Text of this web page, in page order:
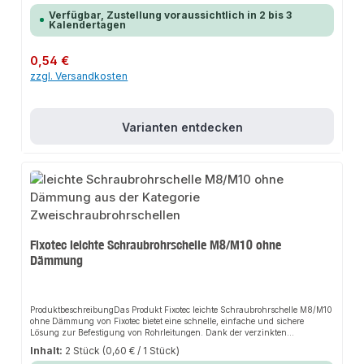
Der 4-fach-Kombi Anschluss ermöglicht die Montage an M8, M10 sowie 1/2“
Innen- und Außengewinden. Das robuste Design und die einfache
Handhabung machen dieses Produkt zu einer zuverlässigen Wahl für jede
Verschlussschrauben4-fach-Kombi Anschluss für M8, M10 sowie 1/2“
Innen- und AußengewindeVerzinkte Oberfläche für hervorragenden
KorrosionsschutzSchnelle und unkomplizierte
Verzinkter StahlVerbindung: Zwei
VerschlussschraubenSicherheitsmerkmale: Erhöhter KorrosionsschutzIn
Verfügbar, Zustellung voraussichtlich in 2 bis 3
Kalendertagen
Regulärer Preis:
0,54 €
zzgl. Versandkosten
Varianten entdecken
Fixotec leichte Schraubrohrschelle M8/M10 ohne
Dämmung
ProduktbeschreibungDas Produkt Fixotec leichte Schraubrohrschelle M8/M10
ohne Dämmung von Fixotec bietet eine schnelle, einfache und sichere
Lösung zur Befestigung von Rohrleitungen. Dank der verzinkten
Stahlkonstruktion sorgt es für perfekten Halt und passt sich flexibel an
verschiedene Montageorte an. Das robuste Design und die einfache Montage
Inhalt: 2 Stück (0,60 € / 1 Stück)